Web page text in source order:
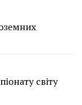
світу